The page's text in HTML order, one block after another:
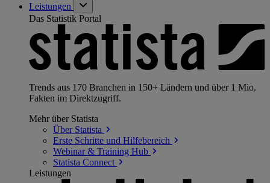
Leistungen
Das Statistik Portal
Trends aus 170 Branchen in 150+ Ländern und über 1 Mio.
Fakten im Direktzugriff.
Mehr über Statista
Über Statista
Erste Schritte und Hilfebereich
Webinar & Training Hub
Statista Connect
Leistungen